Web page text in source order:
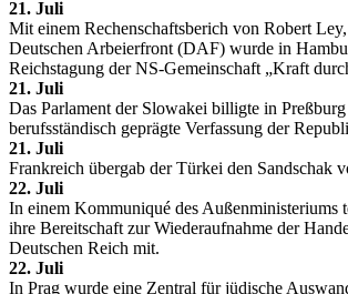
21. Juli
Mit einem Rechenschaftsberich von Robert
Deutschen Arbeierfront (DAF) wurde in
Reichstagung der NS-Gemeinschaft „Kraft
21. Juli
Das Parlament der Slowakei billigte in
berufsständisch geprägte Verfassung der
21. Juli
Frankreich übergab der Türkei den Sandschak
22. Juli
In einem Kommuniqué des Außenministeriums
ihre Bereitschaft zur Wiederaufnahme der
Deutschen Reich mit.
22. Juli
In Prag wurde eine Zentral für jüdische